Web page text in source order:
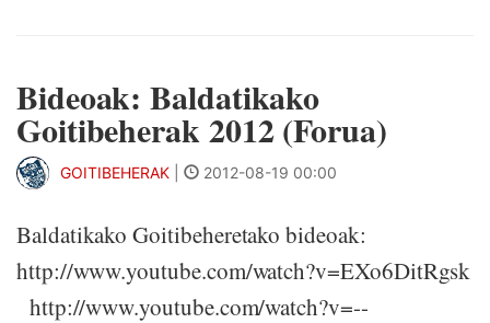
Bideoak: Baldatikako
Goitibeherak 2012 (Forua)
GOITIBEHERAK 2012-08-19 00:00
Baldatikako Goitibeheretako bideoak:
http://www.youtube.com/watch?v=EXo6DitRgsk
http://www.youtube.com/watch?v=--